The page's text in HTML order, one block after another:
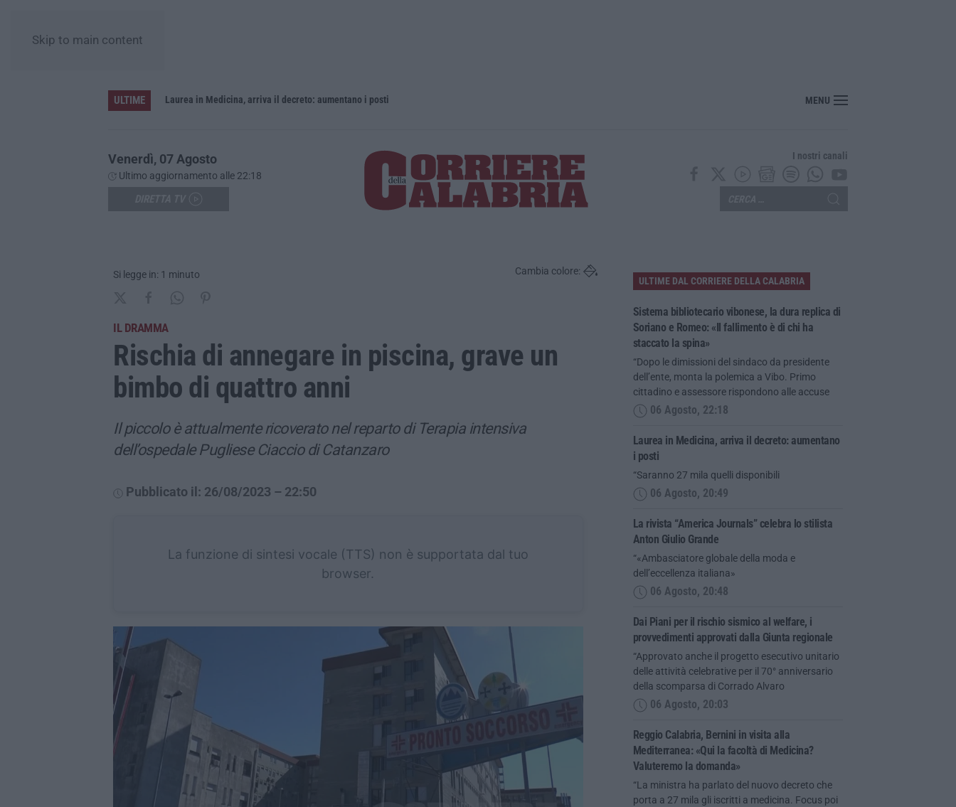
Skip to main content
ULTIME
Sistema bibliotecario vibonese, la dura replica di Soriano e Romeo: «Il fallimento è di chi ha staccato la spina» Laurea in Medicina, arriva il decreto: aumentano i posti La rivista “America Journals” celebra lo stilista Anton Giulio Grande
MENU
Venerdì, 07 Agosto
Ultimo aggiornamento alle 22:18
I nostri canali
Si legge in: 1 minuto Cambia colore:
IL DRAMMA
Rischia di annegare in piscina, grave un
bimbo di quattro anni
Il piccolo è attualmente ricoverato nel reparto di Terapia intensiva
dell’ospedale Pugliese Ciaccio di Catanzaro
Pubblicato il: 26/08/2023 – 22:50
La funzione di sintesi vocale (TTS) non è supportata dal tuo
browser.
ULTIME DAL CORRIERE DELLA CALABRIA
Sistema bibliotecario vibonese, la dura replica di
Soriano e Romeo: «Il fallimento è di chi ha
staccato la spina»
“Dopo le dimissioni del sindaco da presidente
dell’ente, monta la polemica a Vibo. Primo
cittadino e assessore rispondono alle accuse
06 Agosto, 22:18
Laurea in Medicina, arriva il decreto: aumentano
i posti
“Saranno 27 mila quelli disponibili
06 Agosto, 20:49
La rivista “America Journals” celebra lo stilista
Anton Giulio Grande
“«Ambasciatore globale della moda e
dell’eccellenza italiana»
06 Agosto, 20:48
Dai Piani per il rischio sismico al welfare, i
provvedimenti approvati dalla Giunta regionale
“Approvato anche il progetto esecutivo unitario
delle attività celebrative per il 70° anniversario
della scomparsa di Corrado Alvaro
06 Agosto, 20:03
Reggio Calabria, Bernini in visita alla
Mediterranea: «Qui la facoltà di Medicina?
Valuteremo la domanda»
“La ministra ha parlato del nuovo decreto che
porta a 27 mila gli iscritti a medicina. Focus poi